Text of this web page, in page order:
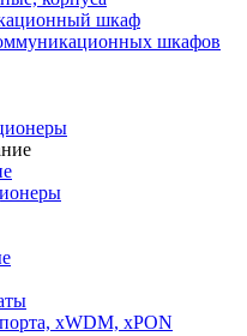
шкаф
шкафов
xWDM, xPON